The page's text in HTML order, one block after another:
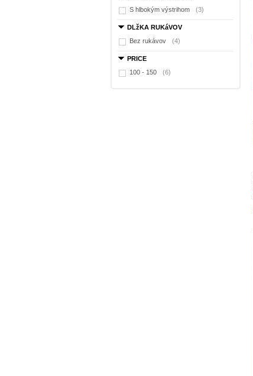
S hlbokým výstrihom
(3)
DLžKA RUKáVOV
Bez rukávov
(4)
PRICE
100 - 150
(6)